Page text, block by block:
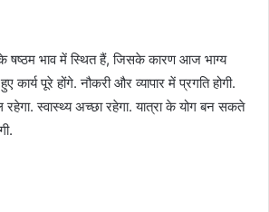
षष्ठम भाव में स्थित हैं, जिसके कारण आज भाग्य
पूरे होंगे. नौकरी और व्यापार में प्रगति होगी.
रहेगा. स्वास्थ्य अच्छा रहेगा. यात्रा के योग बन सकते